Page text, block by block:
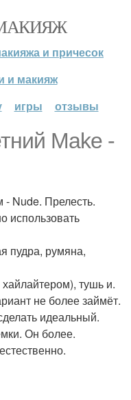
и причесок
и макияж
игры отзывы
Make -
Nude. Прелесть.
использовать
пудра, румяна,
тушь и.
не более займёт.
идеальный.
Он более.